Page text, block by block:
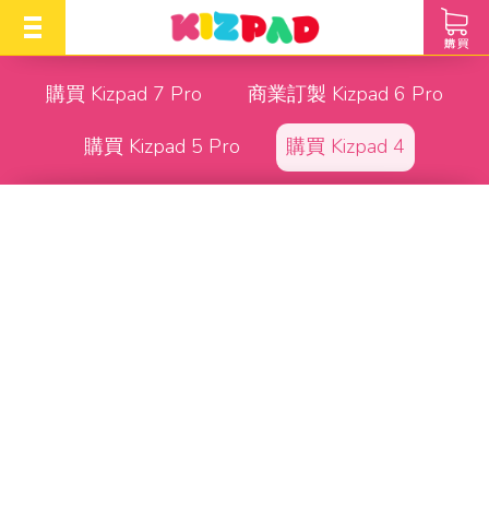
購買 Kizpad 7 Pro
商業訂製 Kizpad 6 Pro
購買 Kizpad 5 Pro
購買 Kizpad 4
0